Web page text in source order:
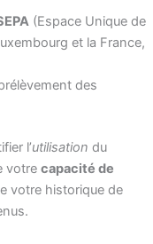
(Espace Unique de
et la France,
des
l’utilisation du
votre capacité de
votre historique de